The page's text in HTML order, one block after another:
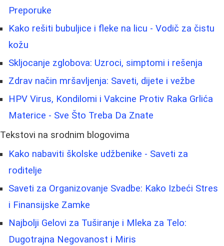
Preporuke
Kako rešiti bubuljice i fleke na licu - Vodič za čistu
kožu
Skljocanje zglobova: Uzroci, simptomi i rešenja
Zdrav način mršavljenja: Saveti, dijete i vežbe
HPV Virus, Kondilomi i Vakcine Protiv Raka Grlića
Materice - Sve Što Treba Da Znate
Tekstovi na srodnim blogovima
Kako nabaviti školske udžbenike - Saveti za
roditelje
Saveti za Organizovanje Svadbe: Kako Izbeći Stres
i Finansijske Zamke
Najbolji Gelovi za Tuširanje i Mleka za Telo:
Dugotrajna Negovanost i Miris